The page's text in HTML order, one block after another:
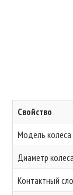
Свойство
Модель колеса
Диаметр
Контактный